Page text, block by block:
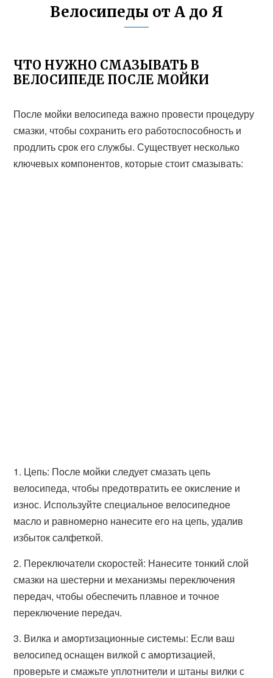
Велосипеды от А до Я
ЧТО НУЖНО СМАЗЫВАТЬ В
ВЕЛОСИПЕДЕ ПОСЛЕ МОЙКИ
После мойки велосипеда важно провести процедуру
смазки, чтобы сохранить его работоспособность и
продлить срок его службы. Существует несколько
ключевых компонентов, которые стоит смазывать:
1. Цепь: После мойки следует смазать цепь
велосипеда, чтобы предотвратить ее окисление и
износ. Используйте специальное велосипедное
масло и равномерно нанесите его на цепь, удалив
избыток салфеткой.
2. Переключатели скоростей: Нанесите тонкий слой
смазки на шестерни и механизмы переключения
передач, чтобы обеспечить плавное и точное
переключение передач.
3. Вилка и амортизационные системы: Если ваш
велосипед оснащен вилкой с амортизацией,
проверьте и смажьте уплотнители и штаны вилки с